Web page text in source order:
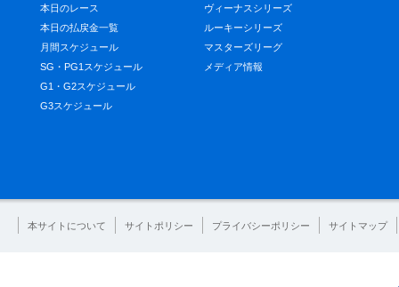
本日のレース
本日の払戻金一覧
月間スケジュール
SG・PG1スケジュール
G1・G2スケジュール
G3スケジュール
ヴィーナスシリーズ
ルーキーシリーズ
マスターズリーグ
メディア情報
本サイトについて サイトポリシー プライバシーポリシー サイトマップ